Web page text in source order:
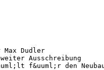
Dudler
Ausschreibung
f&uuml;r den